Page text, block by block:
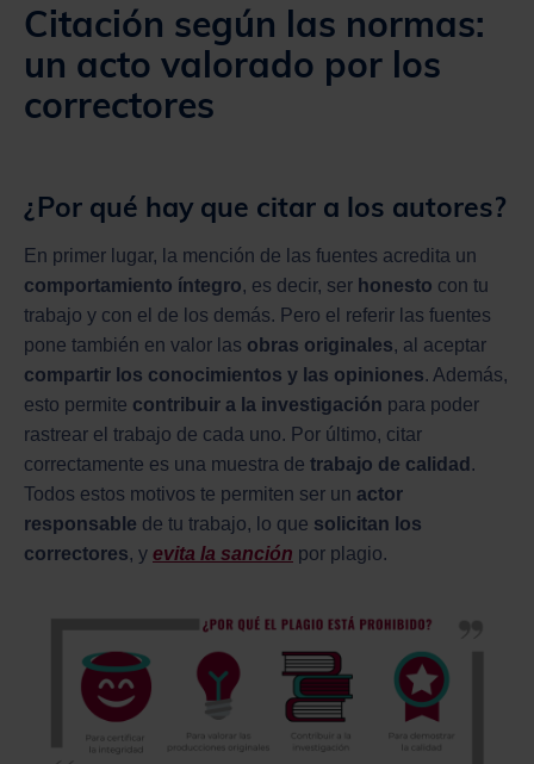
Citación según las normas:
un acto valorado por los
correctores
¿Por qué hay que citar a los autores?
En primer lugar, la mención de las fuentes acredita un
comportamiento íntegro, es decir, ser honesto con tu
trabajo y con el de los demás. Pero el referir las fuentes
pone también en valor las obras originales, al aceptar
compartir los conocimientos y las opiniones. Además,
esto permite contribuir a la investigación para poder
rastrear el trabajo de cada uno. Por último, citar
correctamente es una muestra de trabajo de calidad .
Todos estos motivos te permiten ser un actor
responsable de tu trabajo, lo que solicitan los
correctores, y evita la sanción por plagio.